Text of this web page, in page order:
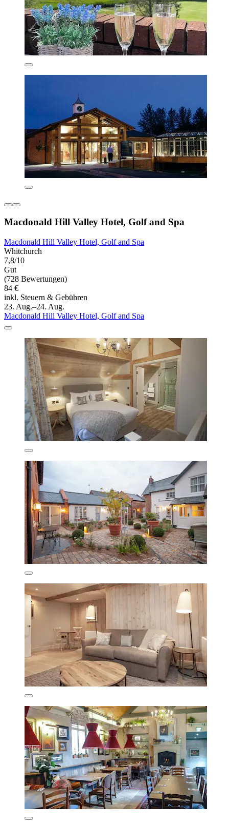
Macdonald Hill Valley Hotel, Golf and Spa
Macdonald Hill Valley Hotel, Golf and Spa
Whitchurch
7,8/10
Gut
(728 Bewertungen)
84 €
inkl. Steuern & Gebühren
23. Aug.–24. Aug.
Macdonald Hill Valley Hotel, Golf and Spa